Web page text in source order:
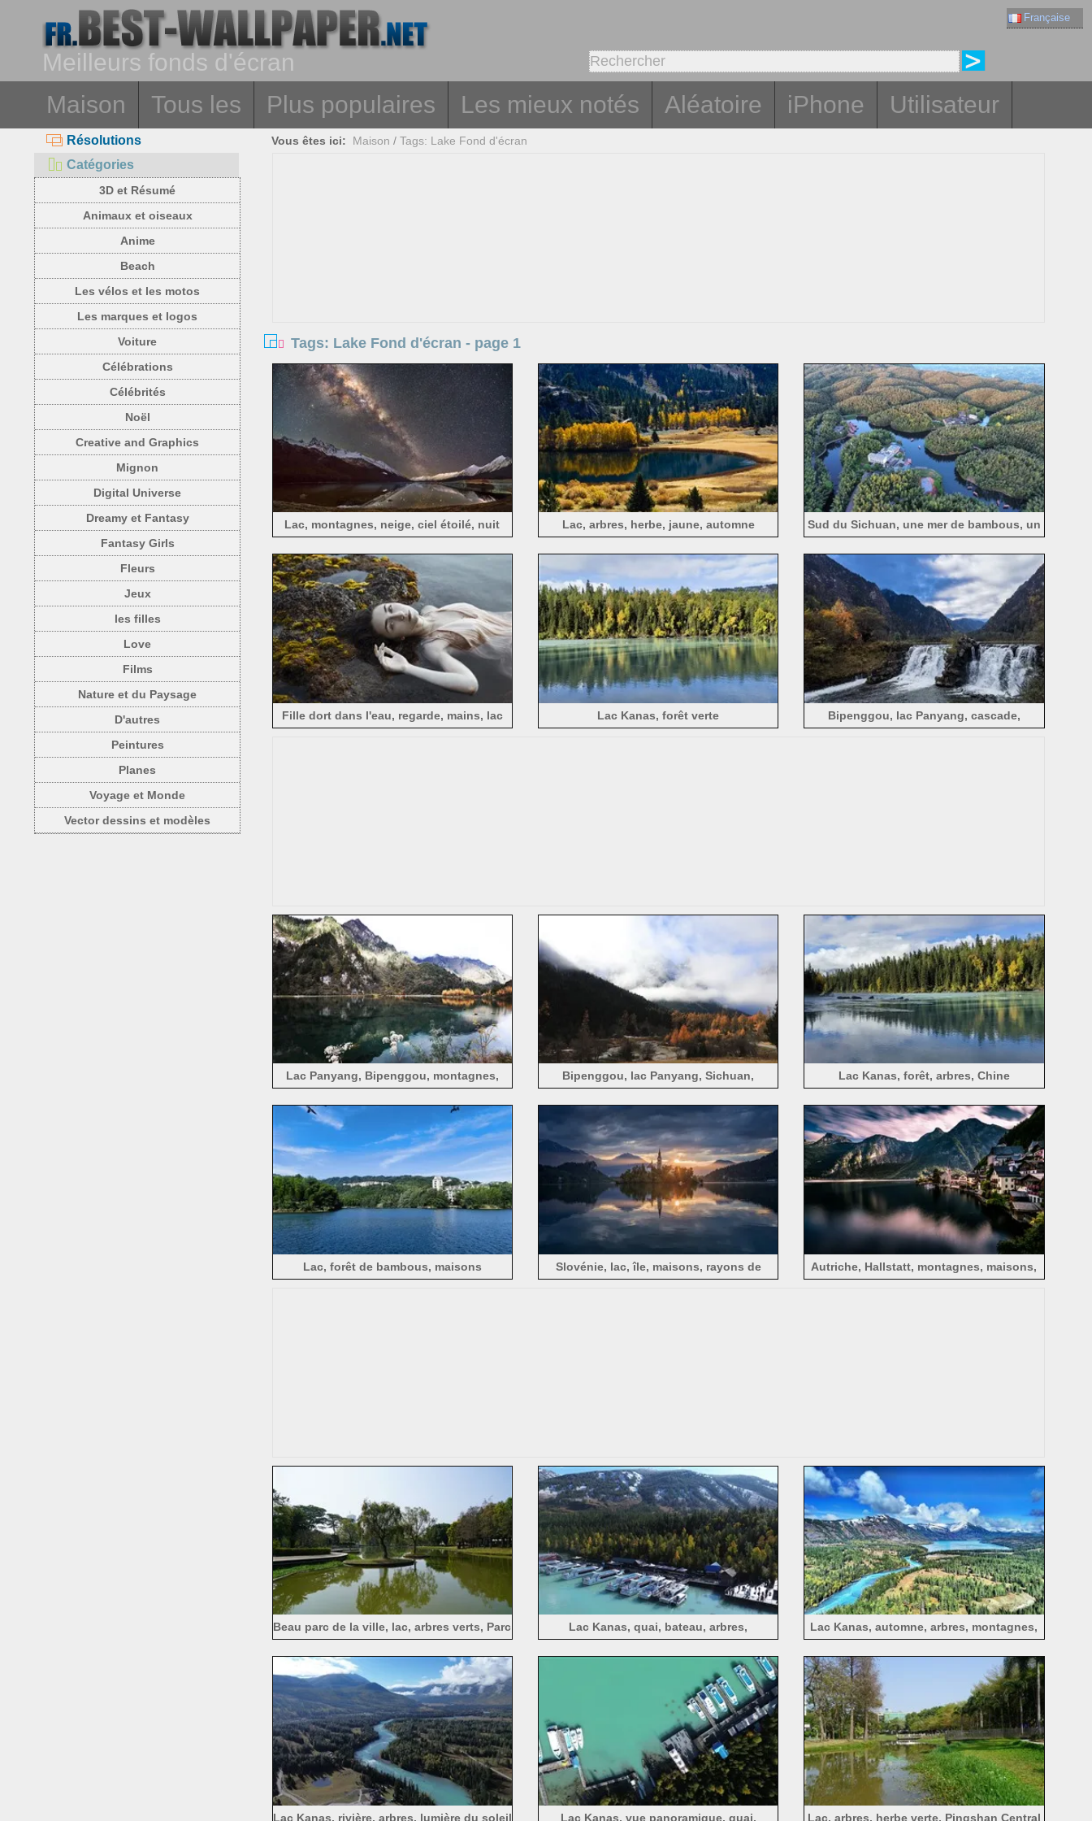
Française
Meilleurs fonds d'écran
Maison
Tous les Plus populaires Les mieux notés Aléatoire iPhone Utilisateur
Résolutions
Catégories
3D et Résumé
Animaux et oiseaux
Anime
Beach
Les vélos et les motos
Les marques et logos
Voiture
Célébrations
Célébrités
Noël
Creative and Graphics
Mignon
Digital Universe
Dreamy et Fantasy
Fantasy Girls
Fleurs
Jeux
les filles
Love
Films
Nature et du Paysage
D'autres
Peintures
Planes
Voyage et Monde
Vector dessins et modèles
Vous êtes ici: Maison /Tags: Lake Fond d'écran
Tags: Lake Fond d'écran - page 1
Lac, montagnes, neige, ciel étoilé, nuit Lac, arbres, herbe, jaune, automne
Sud du Sichuan, une mer de bambous, un
Fille dort dans l'eau, regarde, mains, lac Lac Kanas, forêt verte
Bipenggou, lac Panyang, cascade,
Lac Panyang, Bipenggou, montagnes,
Bipenggou, lac Panyang, Sichuan,
Lac Kanas, forêt, arbres, Chine
Lac, forêt de bambous, maisons
Slovénie, lac, île, maisons, rayons de
Autriche, Hallstatt, montagnes, maisons,
Beau parc de la ville, lac, arbres verts, Parc
Lac Kanas, quai, bateau, arbres,
Lac Kanas, automne, arbres, montagnes,
Lac Kanas, rivière, arbres, lumière du soleil Lac Kanas, vue panoramique, quai, Lac, arbres, herbe verte, Pingshan Central